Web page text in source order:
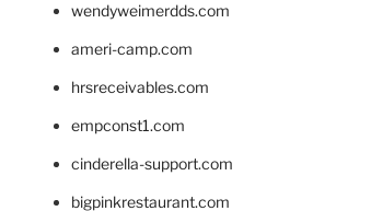
wendyweimerdds.com
ameri-camp.com
hrsreceivables.com
empconst1.com
cinderella-support.com
bigpinkrestaurant.com